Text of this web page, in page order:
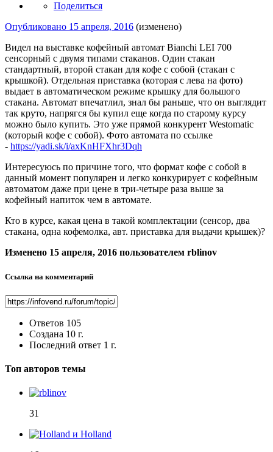
Поделиться
Опубликовано 15 апреля, 2016 (изменено)
Видел на выставке кофейный автомат Bianchi LEI 700
сенсорный c двумя типами стаканов. Один стакан
стандартный, второй стакан для кофе с собой (стакан с
крышкой). Отдельная приставка (которая с лева на фото)
выдает в автоматическом режиме крышку для большого
стакана. Автомат впечатлил, знал бы раньше, что он выглядит
так круто, напрягся бы купил еще когда по старому курсу
можно было купить. Это уже прямой конкурент Westomatic
(который кофе с собой). Фото автомата по ссылке
- https://yadi.sk/i/axKnHFXhr3Dqh
Интересуюсь по причине того, что формат кофе с собой в
данный момент популярен и легко конкурирует с кофейным
автоматом даже при цене в три-четыре раза выше за
кофейный напиток чем в автомате.
Кто в курсе, какая цена в такой комплектации (сенсор, два
стакана, одна кофемолка, авт. приставка для выдачи крышек)?
Изменено 15 апреля, 2016 пользователем rblinov
Ссылка на комментарий
Ответов 105
Создана 10 г.
Последний ответ 1 г.
Топ авторов темы
31